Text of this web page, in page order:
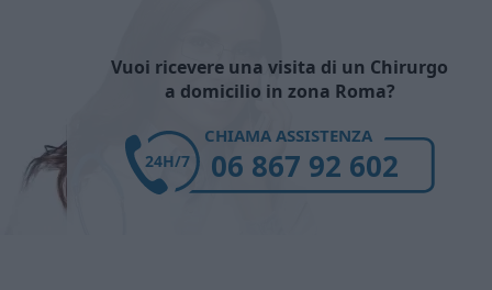
Vuoi ricevere una visita di un Chirurgo
a domicilio in zona Roma?
CHIAMA ASSISTENZA
06 867 92 602
24H/7